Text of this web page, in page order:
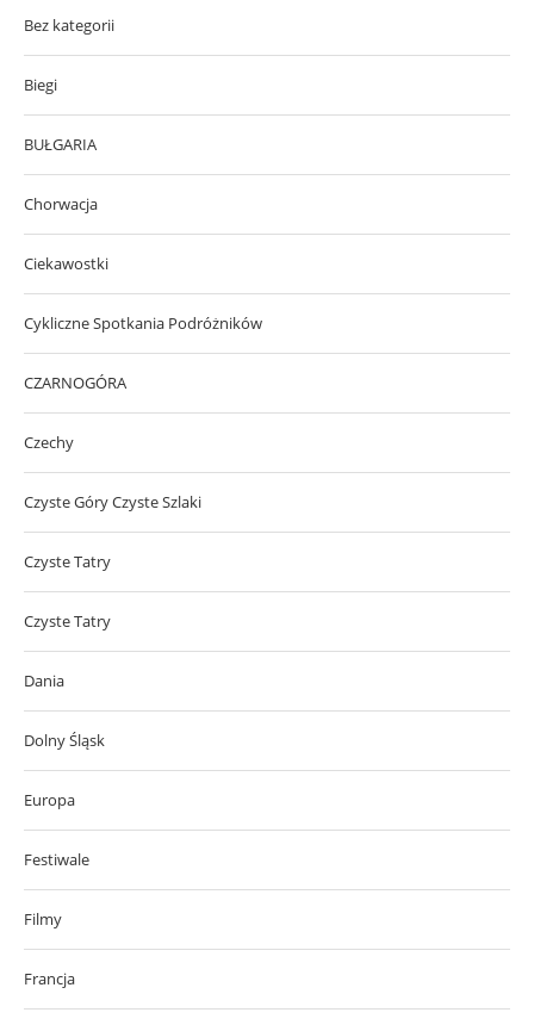
Bez kategorii
Biegi
BUŁGARIA
Chorwacja
Ciekawostki
Cykliczne Spotkania Podróżników
CZARNOGÓRA
Czechy
Czyste Góry Czyste Szlaki
Czyste Tatry
Czyste Tatry
Dania
Dolny Śląsk
Europa
Festiwale
Filmy
Francja